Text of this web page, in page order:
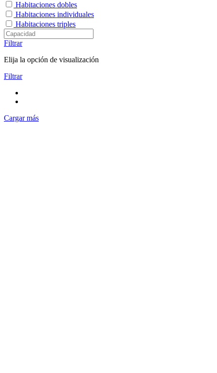
Habitaciones dobles
Habitaciones individuales
Habitaciones triples
Filtrar
Elija la opción de visualización
Filtrar
Cargar más